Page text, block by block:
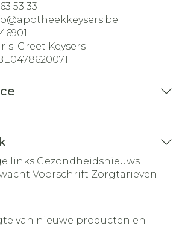
53 33
apotheekkeysers.be
Greet Keysers
links Gezondheidsnieuws
Voorschrift Zorgtarieven
van nieuwe producten en